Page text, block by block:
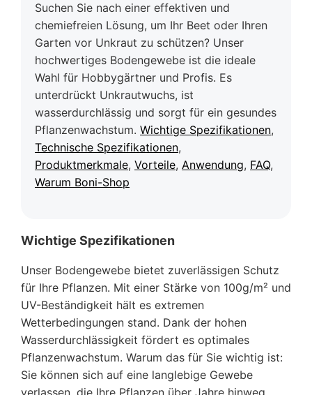
Suchen Sie nach einer effektiven und
chemiefreien Lösung, um Ihr Beet oder Ihren
Garten vor Unkraut zu schützen? Unser
hochwertiges Bodengewebe ist die ideale
Wahl für Hobbygärtner und Profis. Es
unterdrückt Unkrautwuchs, ist
wasserdurchlässig und sorgt für ein gesundes
Pflanzenwachstum. Wichtige Spezifikationen,
Technische Spezifikationen,
Produktmerkmale, Vorteile, Anwendung, FAQ,
Warum Boni-Shop
Wichtige Spezifikationen
Unser Bodengewebe bietet zuverlässigen Schutz
für Ihre Pflanzen. Mit einer Stärke von 100g/m² und
UV-Beständigkeit hält es extremen
Wetterbedingungen stand. Dank der hohen
Wasserdurchlässigkeit fördert es optimales
Pflanzenwachstum. Warum das für Sie wichtig ist:
Sie können sich auf eine langlebige Gewebe